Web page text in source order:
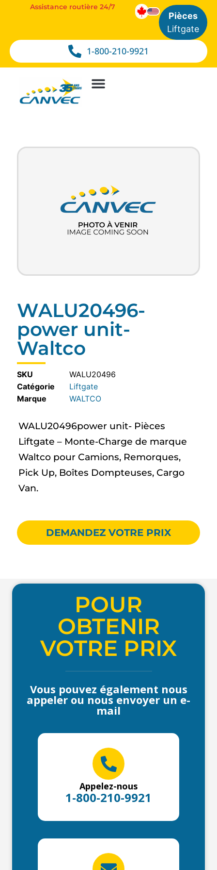
1-800-210-9921
Assistance routière 24/7
Pièces
Liftgate
WALU20496-
power unit-
Waltco
SKU
WALU20496
Catégorie
Liftgate
WALTCO
WALU20496power unit- Pièces
Liftgate – Monte-Charge de marque
Waltco pour Camions, Remorques,
Pick Up, Boîtes Dompteuses, Cargo
Van.
DEMANDEZ VOTRE PRIX
POUR
OBTENIR
VOTRE PRIX
Vous pouvez également nous
appeler ou nous envoyer un e-
mail
Appelez-nous
1-800-210-9921